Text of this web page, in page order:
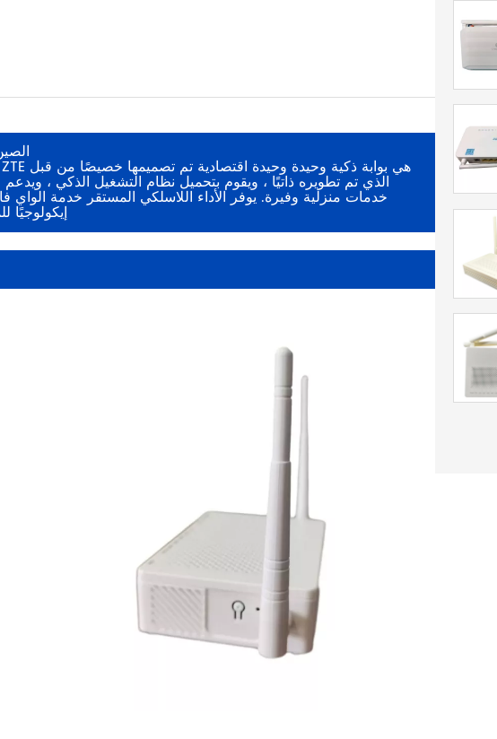
خدمات منزلية وفيرة. يوفر الأداء اللاسلكي المستقر خدمة